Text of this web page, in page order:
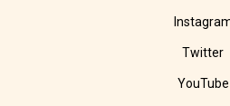
Twitter
YouTube